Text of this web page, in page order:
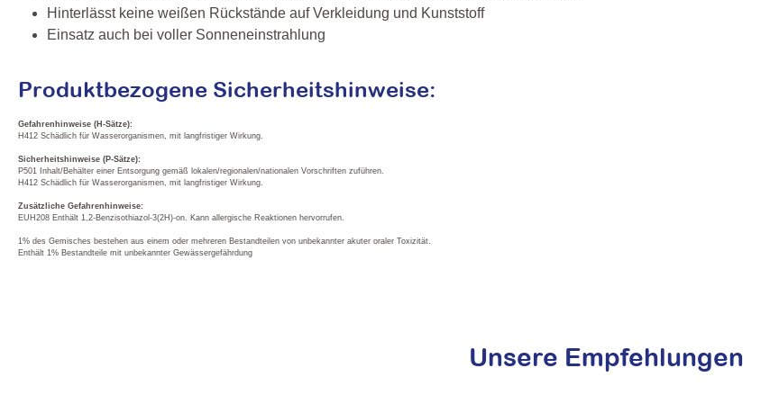
Hinterlässt keine weißen Rückstände auf Verkleidung und Kunststoff
Einsatz auch bei voller Sonneneinstrahlung
Produktbezogene Sicherheitshinweise:
Gefahrenhinweise (H-Sätze):
H412 Schädlich für Wasserorganismen, mit langfristiger Wirkung.
Sicherheitshinweise (P-Sätze):
P501 Inhalt/Behälter einer Entsorgung gemäß lokalen/regionalen/nationalen Vorschriften zuführen.
H412 Schädlich für Wasserorganismen, mit langfristiger Wirkung.
Zusätzliche Gefahrenhinweise:
EUH208 Enthält 1,2-Benzisothiazol-3(2H)-on. Kann allergische Reaktionen hervorrufen.
1% des Gemisches bestehen aus einem oder mehreren Bestandteilen von unbekannter akuter oraler Toxizität.
Enthält 1% Bestandteile mit unbekannter Gewässergefährdung
Unsere Empfehlungen